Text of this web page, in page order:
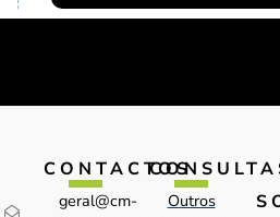
CONTACTOS
geral@cm-
Outros